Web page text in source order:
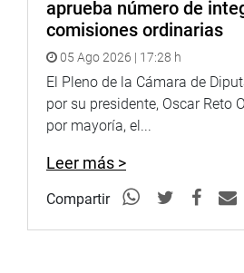
aprueba número de
comisiones ordinarias
05 Ago 2026 | 17:28 h
El Pleno de la Cámara de
por su presidente, Oscar Reto
por mayoría, el...
Leer más >
Compartir